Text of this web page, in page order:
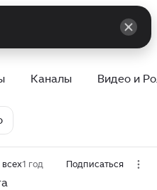
Каналы Видео и
1 год Подписаться